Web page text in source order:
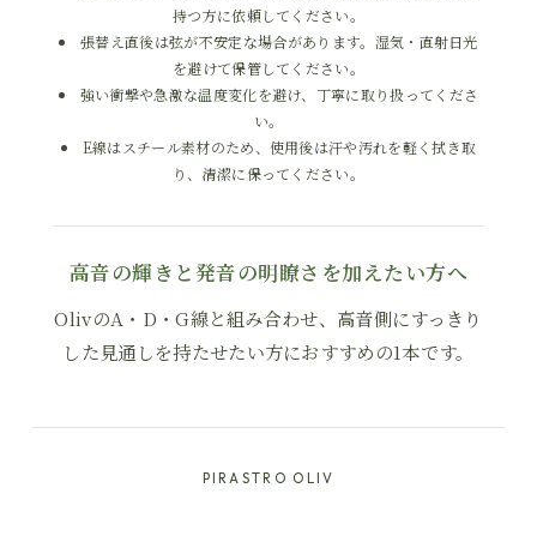
持つ方に依頼してください。
張替え直後は弦が不安定な場合があります。湿気・直射日光
を避けて保管してください。
強い衝撃や急激な温度変化を避け、丁寧に取り扱ってくださ
い。
E線はスチール素材のため、使用後は汗や汚れを軽く拭き取
り、清潔に保ってください。
高音の輝きと発音の明瞭さを加えたい方へ
OlivのA・D・G線と組み合わせ、高音側にすっきり
した見通しを持たせたい方におすすめの1本です。
PIRASTRO OLIV